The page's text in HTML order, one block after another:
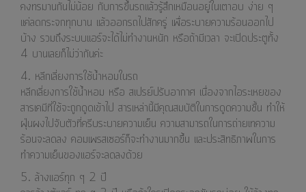
คงทรมานกันไม่น้อย กับการขึ้นรถแล้วรู้สึกเหมือนอยู่ในเตาอบ ง่าย ๆ
แค่ลดกระจกทุกบาน แล้วออกรถไปสักครู่ เพื่อระบายความร้อนออกไป
บ้าง รวมถึงระบบแอร์จะได้ไม่ทำงานหนัก หรือถ้ามีเวลา จะเปิดประตูทั้ง
4 บานเลยก็ไม่ว่ากันค่ะ
4. หลีกเลี่ยงการใช้น้ำหอมในรถ
หลีกเลี่ยงการใช้น้ำหอม หรือ สเปรย์ปรับอากาศ เนื่องจากไอระเหยของ
สารเคมีที่ใช้จะถูกดูดเข้าไป สารเหล่านี้มีคุณสมบัติในการดูดความชื้น ทำให้
ฝุ่นผงไปจับตัวที่ครีบระบายความเย็น ความสามารถในการถ่ายเทความ
ร้อนจะลดลง คอมเพรสเซอร์ก็จะทำงานมากขึ้น และประสิทธิภาพในการ
ทำความเย็นของแอร์จะลดลงด้วย
5. ล้างแอร์ทุก ๆ 2 ปี